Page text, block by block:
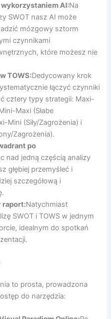
AI:Na
SWOT nasz AI może
mózgowy sztorm
czynnikami
które możesz nie
TOWS:Dedycowany krok
łączyć czynniki
cztery typy strategii: Maxi-
Maxi (Słabe
Mini (Siły/Zagrożenia) i
Zagrożenia).
po
nad jedną częścią analizy
głębiej przemyśleć i
szczegółową i
raport:Natychmiast
SWOT i TOWS w jednym
idealnym do spotkań
to prosta, prowadzona
do narzędzia: